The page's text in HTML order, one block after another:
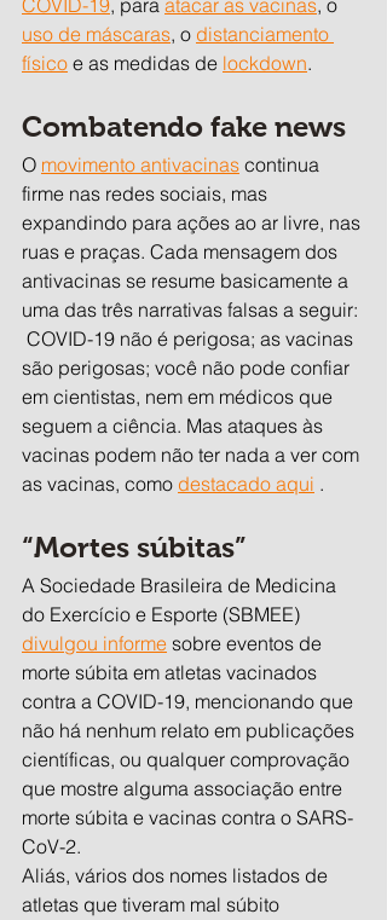
COVID-19, para atacar as vacinas, o
uso de máscaras, o distanciamento
físico e as medidas de lockdown.
Combatendo fake news
O movimento antivacinas continua
firme nas redes sociais, mas
expandindo para ações ao ar livre, nas
ruas e praças. Cada mensagem dos
antivacinas se resume basicamente a
uma das três narrativas falsas a seguir:
COVID-19 não é perigosa; as vacinas
são perigosas; você não pode confiar
em cientistas, nem em médicos que
seguem a ciência. Mas ataques às
vacinas podem não ter nada a ver com
as vacinas, como destacado aqui .
“Mortes súbitas”
A Sociedade Brasileira de Medicina
do Exercício e Esporte (SBMEE)
divulgou informe sobre eventos de
morte súbita em atletas vacinados
contra a COVID-19, mencionando que
não há nenhum relato em publicações
científicas, ou qualquer comprovação
que mostre alguma associação entre
morte súbita e vacinas contra o SARS-
CoV-2.
Aliás, vários dos nomes listados de
atletas que tiveram mal súbito